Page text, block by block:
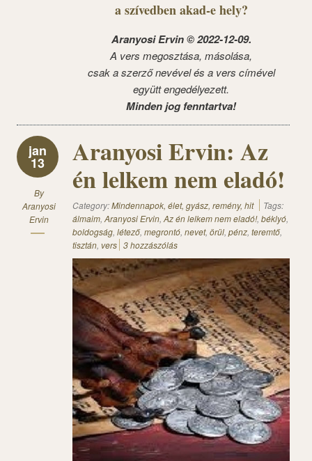
a szívedben akad-e hely?
Aranyosi Ervin © 2022-12-09.
A vers megosztása, másolása,
csak a szerző nevével és a vers címével
együtt engedélyezett.
Minden jog fenntartva!
jan
13
By
Aranyosi
Ervin
Aranyosi Ervin: Az
én lelkem nem eladó!
Category:Mindennapok, élet, gyász, remény, hit
Tags:
álmaim, Aranyosi Ervin, Az én lelkem nem eladó!, béklyó,
boldogság, létező, megrontó, nevet, örül, pénz, teremtő,
tisztán, vers 3 hozzászólás